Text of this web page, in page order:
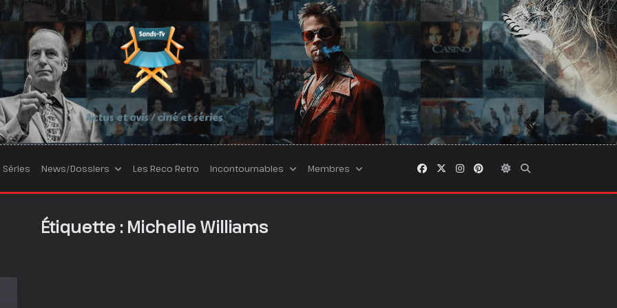
Actus et avis / ciné et séries
Séries News/Dossiers Les Reco Retro Incontournables Membres
Étiquette : Michelle Williams